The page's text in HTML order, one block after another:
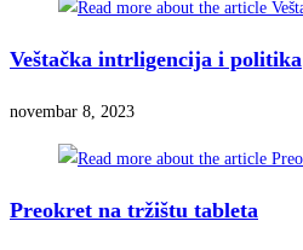
Veštačka intrligencija i politika
novembar 8, 2023
Preokret na tržištu tableta